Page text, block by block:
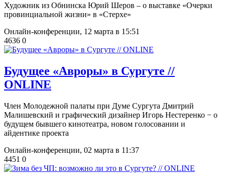
Художник из Обнинска Юрий Шеров – о выставке «Очерки
провинциальной жизни» в «Стерхе»
Онлайн-конференции, 12 марта в 15:51
4636 0
​Будущее «Авроры» в Сургуте //
ONLINE
Член Молодежной палаты при Думе Сургута Дмитрий
Малишевский и графический дизайнер Игорь Нестеренко − о
будущем бывшего кинотеатра, новом голосовании и
айдентике проекта
Онлайн-конференции, 02 марта в 11:37
4451 0